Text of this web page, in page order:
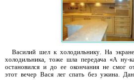
Василий шел к холодильнику. На
холодильника, тоже шла передача «А ну-
остановился и до ее окончания не смог
этот вечер Вася лег спать без ужина.